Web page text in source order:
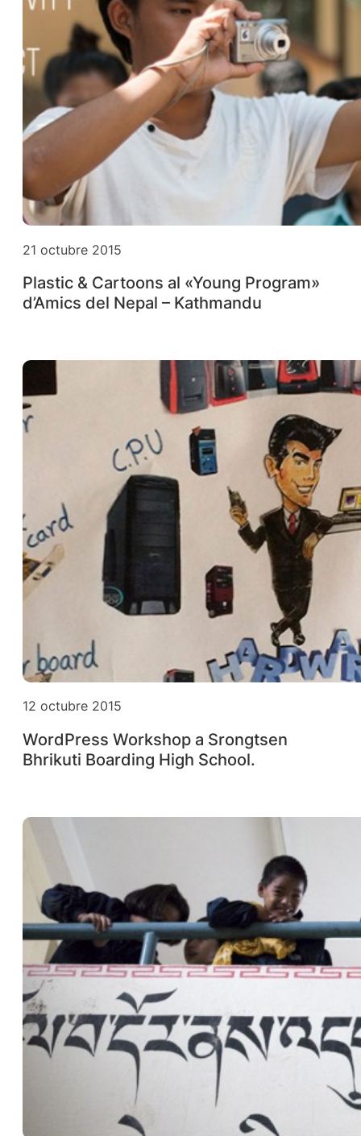
21 octubre 2015
Plastic & Cartoons al «Young Program»
d’Amics del Nepal – Kathmandu
12 octubre 2015
WordPress Workshop a Srongtsen
Bhrikuti Boarding High School.